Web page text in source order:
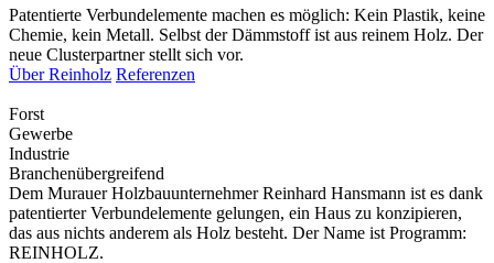
Patentierte Verbundelemente machen es möglich: Kein Plastik, keine
Chemie, kein Metall. Selbst der Dämmstoff ist aus reinem Holz. Der
neue Clusterpartner stellt sich vor.
Über Reinholz Referenzen
Forst
Gewerbe
Industrie
Branchenübergreifend
Dem Murauer Holzbauunternehmer Reinhard Hansmann ist es dank
patentierter Verbundelemente gelungen, ein Haus zu konzipieren,
das aus nichts anderem als Holz besteht. Der Name ist Programm:
REINHOLZ.